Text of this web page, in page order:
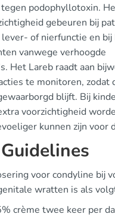
podophyllotoxin.
gebeuren bij
of nierfunctie en bij
vanwege verhoogde
Het Lareb raadt aan
te monitoren, zodat
blijft. Bij
voorzichtigheid
kunnen zijn voor
voor condyline bij
wratten is als
crème twee keer per